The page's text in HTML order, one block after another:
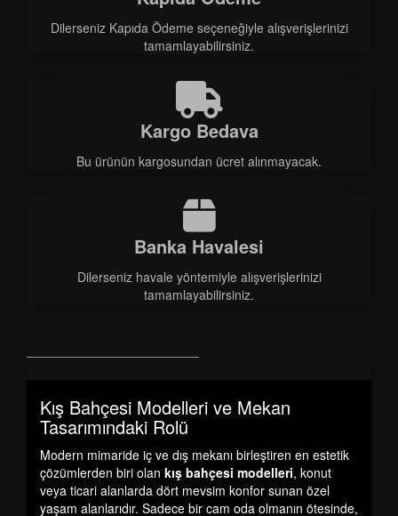
Dilerseniz Kapıda Ödeme seçeneğiyle alışverişlerinizi
tamamlayabilirsiniz.
Kargo Bedava
Bu ürünün kargosundan ücret alınmayacak.
Banka Havalesi
Dilerseniz havale yöntemiyle alışverişlerinizi
tamamlayabilirsiniz.
Kış Bahçesi Modelleri ve Mekan
Tasarımındaki Rolü
Modern mimaride iç ve dış mekanı birleştiren en estetik
çözümlerden biri olan kış bahçesi modelleri, konut
veya ticari alanlarda dört mevsim konfor sunan özel
yaşam alanlarıdır. Sadece bir cam oda olmanın ötesinde,